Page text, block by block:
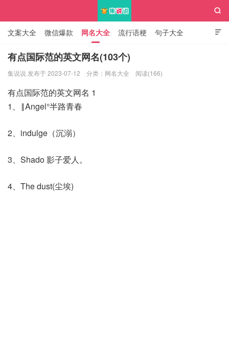

文案大全 微信爆款 网名大全 流行语梗 句子大全
知识大全

有点国际范的英文网名(103个)
集说说 发布于 2023-07-12 分类： 网名大全 阅读(166)
有点国际范的英文网名 1
1、‖Angel°半路青春
2、indulge（沉溺）
3、Shado 影子爱人。
4、The dust(尘埃)